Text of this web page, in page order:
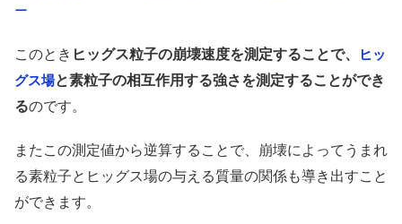
ー
このとき ヒッグス粒子の崩壊速度を測定することで、
ヒッ
グス場と素粒子の相互作用する強さを測定することができ
るのです。
またこの測定値から逆算することで、崩壊によってうまれ
る素粒子とヒッグス場の与える質量の関係も導き出すこと
ができます。